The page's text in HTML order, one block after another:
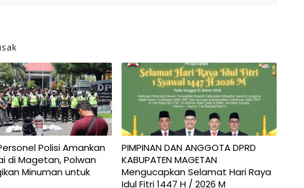
Polisi Amankan
di Magetan, Polwan
Minuman untuk
PIMPINAN DAN ANGGOTA DPRD
KABUPATEN MAGETAN
Mengucapkan Selamat Hari Raya
Idul Fitri 1447 H / 2026 M